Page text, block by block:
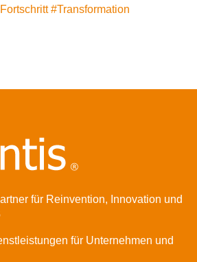
#Transformation
für Reinvention, Innovation und
für Unternehmen und